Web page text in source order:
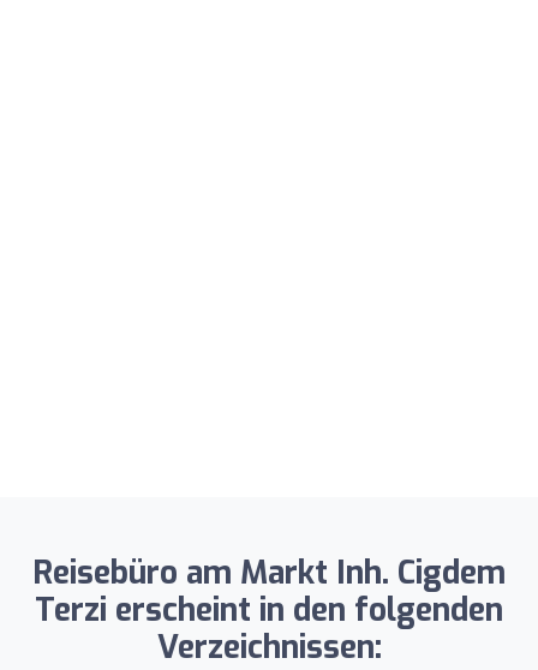
Reisebüro am Markt Inh. Cigdem
Terzi erscheint in den folgenden
Verzeichnissen: